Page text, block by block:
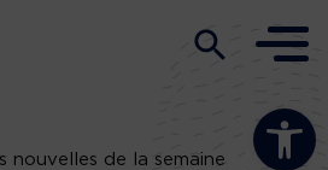
Ouvrir la
nouvelles de la semaine